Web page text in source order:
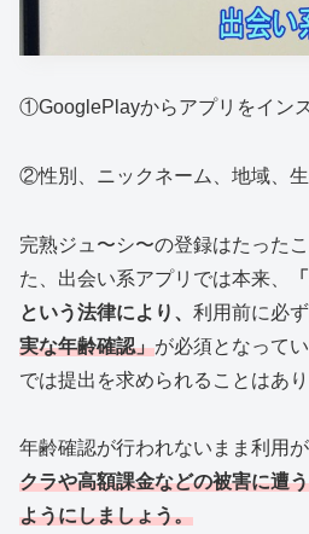
①GooglePlayからアプリをイン
②性別、ニックネーム、地域、
完熟ジュ〜シ〜の登録はたった
た、出会い系アプリでは本来、
という法律により、 利用前に必ず
実な年齢確認」が必須となって
では提出を求められることはあり
年齢確認が行われないまま利用
クラや高額課金などの被害に遭
ようにしましょう。